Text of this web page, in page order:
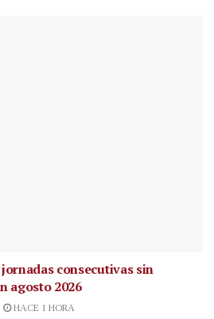
consecutivas sin
agosto 2026
HACE 1 HORA